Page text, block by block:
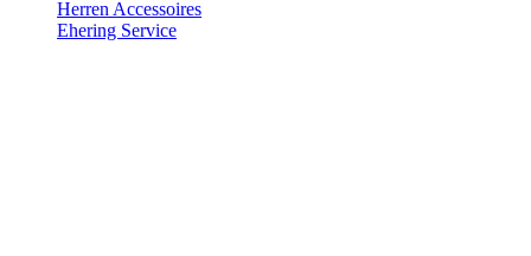
Herren Accessoires
Ehering Service